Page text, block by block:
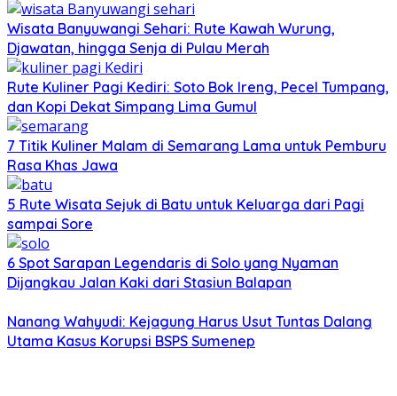
Wisata Banyuwangi Sehari: Rute Kawah Wurung,
Djawatan, hingga Senja di Pulau Merah
Rute Kuliner Pagi Kediri: Soto Bok Ireng, Pecel Tumpang,
dan Kopi Dekat Simpang Lima Gumul
7 Titik Kuliner Malam di Semarang Lama untuk Pemburu
Rasa Khas Jawa
5 Rute Wisata Sejuk di Batu untuk Keluarga dari Pagi
sampai Sore
6 Spot Sarapan Legendaris di Solo yang Nyaman
Dijangkau Jalan Kaki dari Stasiun Balapan
Nanang Wahyudi: Kejagung Harus Usut Tuntas Dalang
Utama Kasus Korupsi BSPS Sumenep